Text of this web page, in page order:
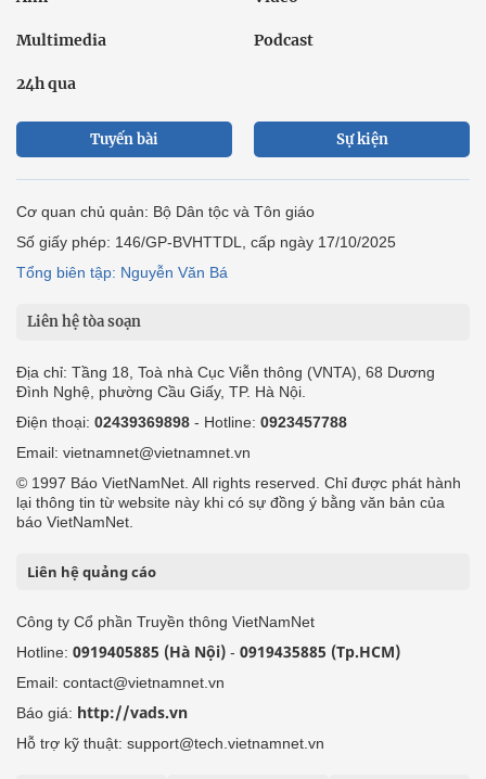
Multimedia Podcast
24h qua
Tuyến bài Sự kiện
Cơ quan chủ quản: Bộ Dân tộc và Tôn giáo
Số giấy phép: 146/GP-BVHTTDL, cấp ngày 17/10/2025
Tổng biên tập: Nguyễn Văn Bá
Liên hệ tòa soạn
Địa chỉ: Tầng 18, Toà nhà Cục Viễn thông (VNTA), 68 Dương
Đình Nghệ, phường Cầu Giấy, TP. Hà Nội.
Điện thoại: 02439369898 - Hotline: 0923457788
Email: vietnamnet@vietnamnet.vn
© 1997 Báo VietNamNet. All rights reserved. Chỉ được phát hành
lại thông tin từ website này khi có sự đồng ý bằng văn bản của
báo VietNamNet.
Liên hệ quảng cáo
Công ty Cổ phần Truyền thông VietNamNet
Hotline: 0919405885 (Hà Nội) - 0919435885 (Tp.HCM)
Email: contact@vietnamnet.vn
Báo giá: http://vads.vn
Hỗ trợ kỹ thuật: support@tech.vietnamnet.vn